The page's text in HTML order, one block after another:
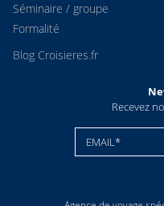
Séminaire / groupe
Formalité
Blog Croisieres.fr
Recevez
EMAIL*